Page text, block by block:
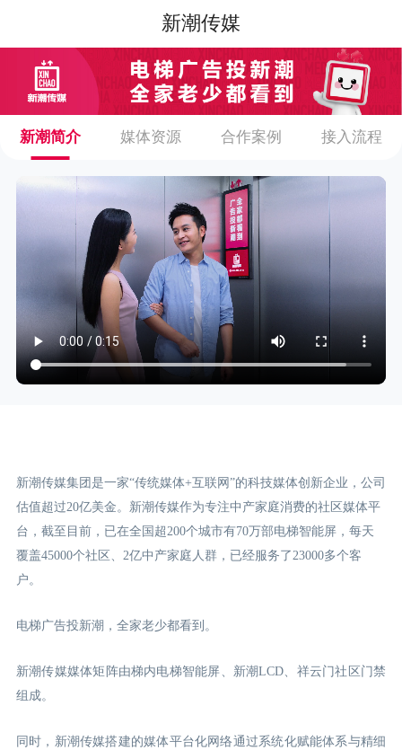
新潮传媒
新潮简介 媒体资源 合作案例 接入流程
新潮传媒集团是一家“传统媒体+互联网”的科技媒体创新企业，公司
估值超过20亿美金。新潮传媒作为专注中产家庭消费的社区媒体平
台，截至目前，已在全国超200个城市有70万部电梯智能屏，每天
覆盖45000个社区、2亿中产家庭人群，已经服务了23000多个客
户。
电梯广告投新潮，全家老少都看到。
新潮传媒媒体矩阵由梯内电梯智能屏、新潮LCD、祥云门社区门禁
组成。
同时，新潮传媒搭建的媒体平台化网络通过系统化赋能体系与精细